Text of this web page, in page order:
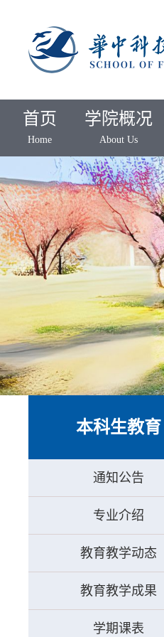
首页
Home
学院概况
About Us
本科生教育
通知公告
专业介绍
教育教学动态
教育教学成果
学期课表